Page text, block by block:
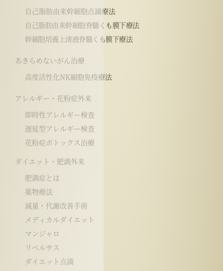
自己脂肪由来幹細胞点滴療法
自己脂肪由来幹細胞脊髄くも膜下療法
幹細胞培養上清液脊髄くも膜下療法
あきらめないがん治療
高度活性化NK細胞免疫療法
アレルギー・花粉症外来
即時性アレルギー検査
遅延型アレルギー検査
花粉症ボトックス治療
ダイエット・肥満外来
肥満症とは
薬物療法
減量・代謝改善手術
メディカルダイエット
マンジャロ
リベルサス
ダイエット点滴